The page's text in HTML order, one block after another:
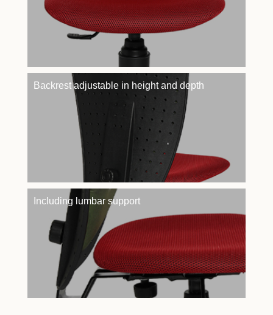
Backrest adjustable in height and depth
Including lumbar support